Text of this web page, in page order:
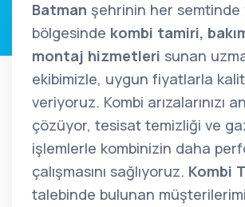
Batman şehrinin her semtinde
bölgesinde kombi tamiri,
montaj hizmetleri sunan
ekibimizle, uygun fiyatlarla
veriyoruz. Kombi arızalarınızı
çözüyor, tesisat temizliği ve
işlemlerle kombinizin daha
çalışmasını sağlıyoruz. Kombi
talebinde bulunan